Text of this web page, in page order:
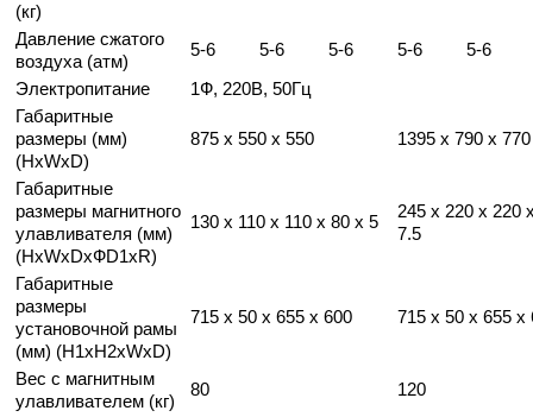
(кг)
Давление сжатого
воздуха (атм)
5-6 5-6 5-6 5-6
5-6
Электропитание
1Ф, 220В, 50Гц
Габаритные
размеры (мм)
(HxWxD)
875 x 550 x 550 1395 x 790 x 770
Габаритные
размеры магнитного
улавливателя (мм)
(HxWxDxФD1xR)
130 x 110 x 110 x 80 x 5
245 x 220 x 220
7.5
Габаритные
размеры
установочной рамы
(мм) (H1xH2xWxD)
715 x 50 x 655 x 600 715 x 50 x 655 x
Вес с магнитным
улавливателем (кг)
80
120